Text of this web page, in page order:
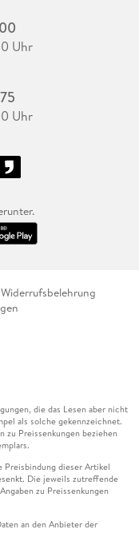
Uhr
Uhr
Widerrufsbelehrung
die das Lesen aber nicht
als solche gekennzeichnet.
zu Preissenkungen beziehen
dieser Artikel
Die jeweils zutreffende
zu Preissenkungen
an den Anbieter der